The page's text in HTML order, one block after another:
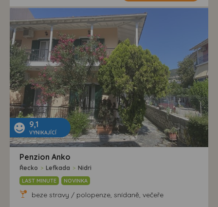
9,1
VYNIKAJÍCÍ
Penzion Anko
Řecko > Lefkada > Nidri
LAST MINUTE NOVINKA
beze stravy / polopenze, snídaně, večeře